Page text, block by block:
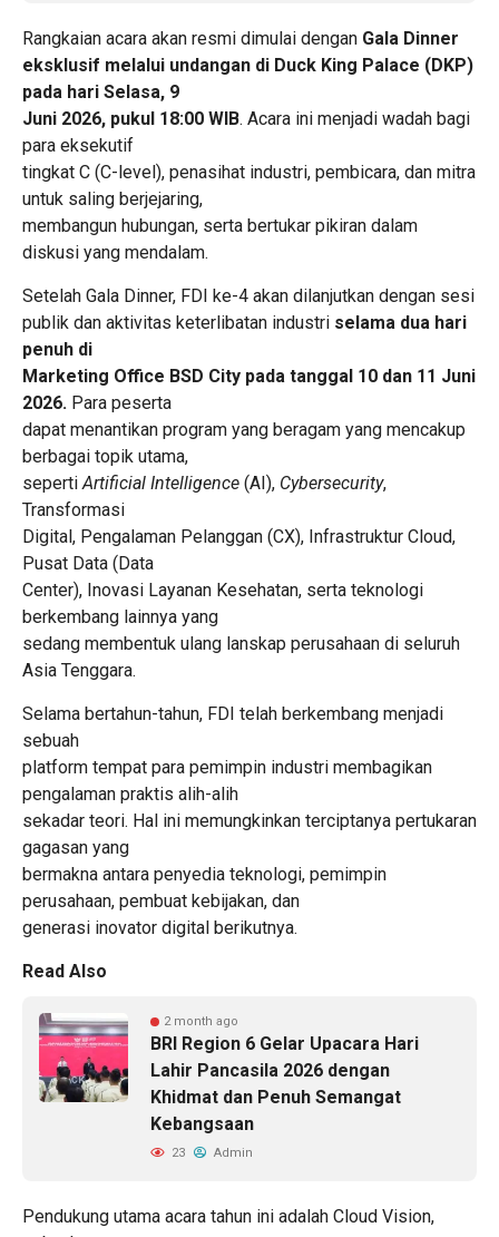
Rangkaian acara akan resmi dimulai dengan Gala Dinner
eksklusif melalui undangan di Duck King Palace (DKP)
pada hari Selasa, 9
Juni 2026, pukul 18:00 WIB. Acara ini menjadi wadah bagi
para eksekutif
tingkat C (C-level), penasihat industri, pembicara, dan mitra
untuk saling berjejaring,
membangun hubungan, serta bertukar pikiran dalam
diskusi yang mendalam.
Setelah Gala Dinner, FDI ke-4 akan dilanjutkan dengan sesi
publik dan aktivitas keterlibatan industri selama dua hari
penuh di
Marketing Office BSD City pada tanggal 10 dan 11 Juni
2026. Para peserta
dapat menantikan program yang beragam yang mencakup
berbagai topik utama,
sepertiArtificial Intelligence (AI), Cybersecurity,
Transformasi
Digital, Pengalaman Pelanggan (CX), Infrastruktur Cloud,
Pusat Data (Data
Center), Inovasi Layanan Kesehatan, serta teknologi
berkembang lainnya yang
sedang membentuk ulang lanskap perusahaan di seluruh
Asia Tenggara.
Selama bertahun-tahun, FDI telah berkembang menjadi
sebuah
platform tempat para pemimpin industri membagikan
pengalaman praktis alih-alih
sekadar teori. Hal ini memungkinkan terciptanya pertukaran
gagasan yang
bermakna antara penyedia teknologi, pemimpin
perusahaan, pembuat kebijakan, dan
generasi inovator digital berikutnya.
Read Also
2 month ago
BRI Region 6 Gelar Upacara Hari
Lahir Pancasila 2026 dengan
Khidmat dan Penuh Semangat
Kebangsaan
23 Admin
Pendukung utama acara tahun ini adalah Cloud Vision,